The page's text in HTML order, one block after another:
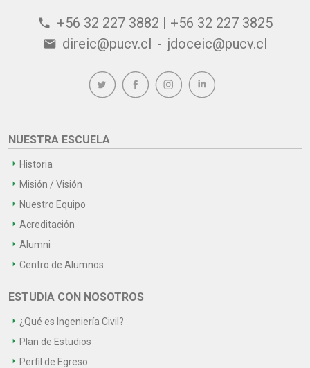
phone +56 32 227 3882 | +56 32 227 3825
email direic@pucv.cl - jdoceic@pucv.cl
NUESTRA ESCUELA
Historia
Misión / Visión
Nuestro Equipo
Acreditación
Alumni
Centro de Alumnos
ESTUDIA CON NOSOTROS
¿Qué es Ingeniería Civil?
Plan de Estudios
Perfil de Egreso